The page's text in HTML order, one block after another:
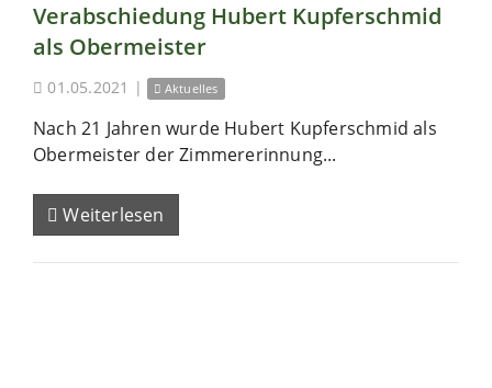
Verabschiedung Hubert Kupferschmid
als Obermeister
01.05.2021 | Aktuelles
Nach 21 Jahren wurde Hubert Kupferschmid als
Obermeister der Zimmererinnung...
Weiterlesen